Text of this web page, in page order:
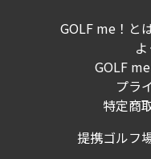
GOLF me！と
GOLF
プラ
特定商
提携ゴルフ